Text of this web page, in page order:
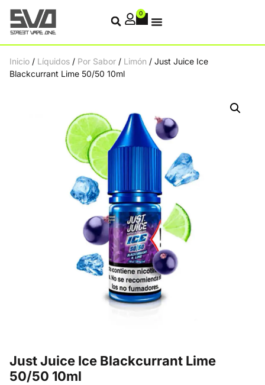
0
Inicio / Líquidos / Por Sabor / Limón / Just Juice Ice
Blackcurrant Lime 50/50 10ml
Just Juice Ice Blackcurrant Lime
50/50 10ml